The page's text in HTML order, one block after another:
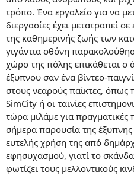
τρόπο. Ένα εργαλείο για να
διεργασίες έχει μετατραπεί
της καθημερινής ζωής των
γιγάντια οθόνη
χώρο της πόλης επικάθεται
έξυπνου σαν ένα βίντεο-
στους νεαρούς παίκτες, όπως
SimCity ή οι ταινίες
τώρα μιλάμε για πραγματικές
σήμερα παρουσία της
ευτελής χρήση της από
εφησυχασμού, γιατί το
φωτίζει τους μελλοντικούς